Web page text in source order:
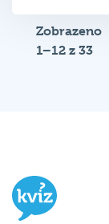
Zobrazeno
1–12 z 33